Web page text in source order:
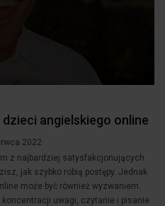
angielskiego online
2022
z najbardziej satysfakcjonujących
jak szybko robią postępy. Jednak
może być również wyzwaniem.
uwagi, czytanie i pisanie